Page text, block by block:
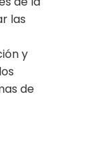
las
y
de